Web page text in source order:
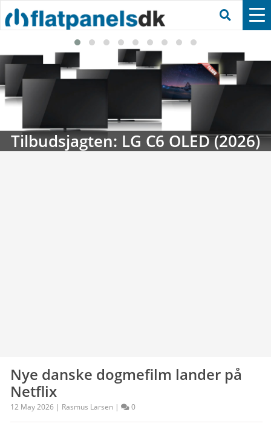
Streaming-kalenderen: Nyt i
Nye danske dogmefilm lander på
Netflix
12 May 2026 | Rasmus Larsen | 0